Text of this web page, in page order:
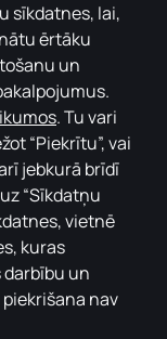
sīkdatnes, lai,
ērtāku
un
.Tu vari
“Piekrītu”, vai
jebkurā brīdī
“Sīkdatņu
vietnē
kuras
un
nav